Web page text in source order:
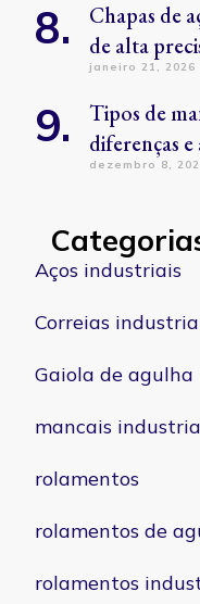
Chapas de
de alta
janeiro 21, 2026
Tipos de
diferenças e
dezembro 8,
Aços industriais
Correias
Gaiola de agulha
mancais
rolamentos
rolamentos de
rolamentos